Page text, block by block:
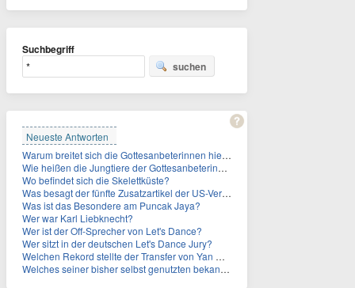
Suchbegriff
suchen
Neueste Antworten
Warum breitet sich die Gottesanbeterinnen hierzulande immer weiter aus?
Wie heißen die Jungtiere der Gottesanbeterinnen?
Wo befindet sich die Skelettküste?
Was besagt der fünfte Zusatzartikel der US-Verfassung, auf den sich Fauci berief?
Was ist das Besondere am Puncak Jaya?
Wer war Karl Liebknecht?
Wer ist der Off-Sprecher von Let's Dance?
Wer sitzt in der deutschen Let's Dance Jury?
Welchen Rekord stellte der Transfer von Yan Diomande zudem auf?
Welches seiner bisher selbst genutzten bekannten Gebäude verpachtet der Vatikan nun?